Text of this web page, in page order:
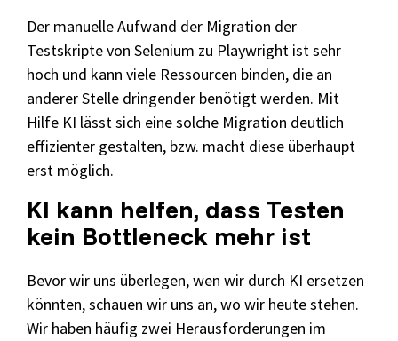
Der manuelle Aufwand der Migration der
Testskripte von Selenium zu Playwright ist sehr
hoch und kann viele Ressourcen binden, die an
anderer Stelle dringender benötigt werden. Mit
Hilfe KI lässt sich eine solche Migration deutlich
effizienter gestalten, bzw. macht diese überhaupt
erst möglich.
KI kann helfen, dass Testen
kein Bottleneck mehr ist
Bevor wir uns überlegen, wen wir durch KI ersetzen
könnten, schauen wir uns an, wo wir heute stehen.
Wir haben häufig zwei Herausforderungen im